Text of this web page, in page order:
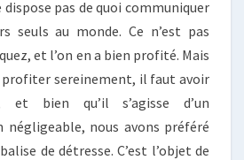
pas de quoi communiquer
seuls au monde. Ce n’est pas
et l’on en a bien profité. Mais
sereinement, il faut avoir
et bien qu’il s’agisse d’un
négligeable, nous avons préféré
de détresse. C’est l’objet de